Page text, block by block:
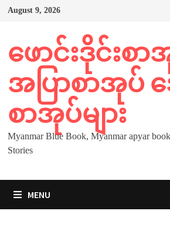
Skip
August 9, 2026
ဖောင်းဒိုင်းစ
အပြာစာအုပ်
စာအုပ်များ
Myanmar Blue Book, Myanmar apyar
Stories
MENU